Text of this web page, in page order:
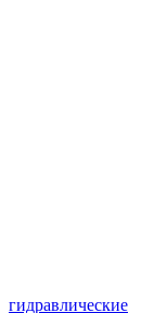
гидравлические